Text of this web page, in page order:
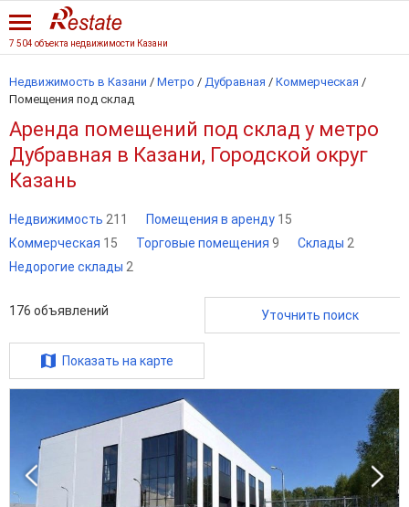
7 504 объекта недвижимости Казани
Недвижимость в Казани / Метро / Дубравная / Коммерческая /
Помещения под склад
Аренда помещений под склад у метро
Дубравная в Казани, Городской округ
Казань
Недвижимость 211 Помещения в аренду 15
Коммерческая 15 Торговые помещения 9 Склады 2
Недорогие склады 2
176 объявлений Уточнить поиск
Показать на карте